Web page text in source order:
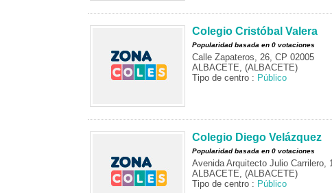
Colegio Cristóbal Valera
Popularidad basada en 0 votaciones
Calle Zapateros, 26, CP 02005
ALBACETE, (ALBACETE)
Tipo de centro : Público
Colegio Diego Velázquez
Popularidad basada en 0 votaciones
Avenida Arquitecto Julio Carrilero,
ALBACETE, (ALBACETE)
Tipo de centro : Público